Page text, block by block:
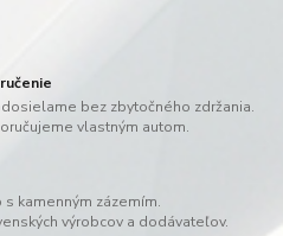
bez zbytočného zdržania.
vlastným autom.
kamenným zázemím.
výrobcov a dodávateľov.